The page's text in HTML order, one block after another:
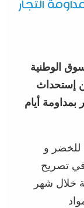
التجار
الوطنية
إستحداث
بمداومة أيام
للخضر و
في تصريح
خلال شهر